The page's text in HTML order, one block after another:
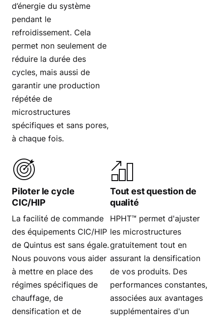
d’énergie du système
pendant le
refroidissement. Cela
permet non seulement de
réduire la durée des
cycles, mais aussi de
garantir une production
répétée de
microstructures
spécifiques et sans pores,
à chaque fois.
Piloter le cycle
CIC/HIP
La facilité de commande
des équipements CIC/HIP
de Quintus est sans égale.
Nous pouvons vous aider
à mettre en place des
régimes spécifiques de
chauffage, de
densification et de
Tout est question de
qualité
HPHT™ permet d'ajuster
les microstructures
gratuitement tout en
assurant la densification
de vos produits. Des
performances constantes,
associées aux avantages
supplémentaires d'un